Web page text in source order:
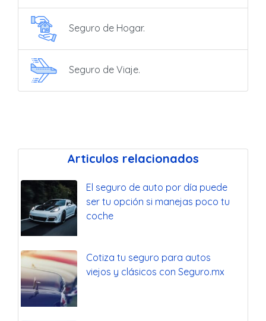
Seguro de Hogar.
Seguro de Viaje.
Articulos relacionados
El seguro de auto por día puede
ser tu opción si manejas poco tu
coche
Cotiza tu seguro para autos
viejos y clásicos con Seguro.mx